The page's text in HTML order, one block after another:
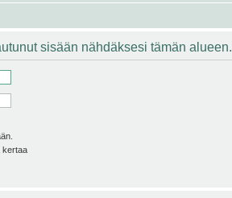
sisään nähdäksesi tämän alueen.
kertaa